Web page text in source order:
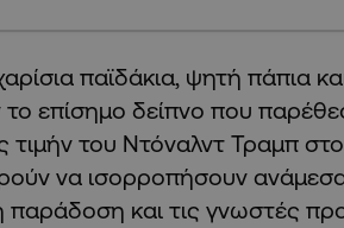
παϊδάκια, ψητή πάπια
επίσημο δείπνο που
τιμήν του Ντόναλντ Τραμπ
να ισορροπήσουν
παράδοση και τις γνωστές